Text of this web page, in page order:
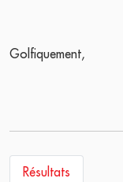
Golfiquement,
Résultats